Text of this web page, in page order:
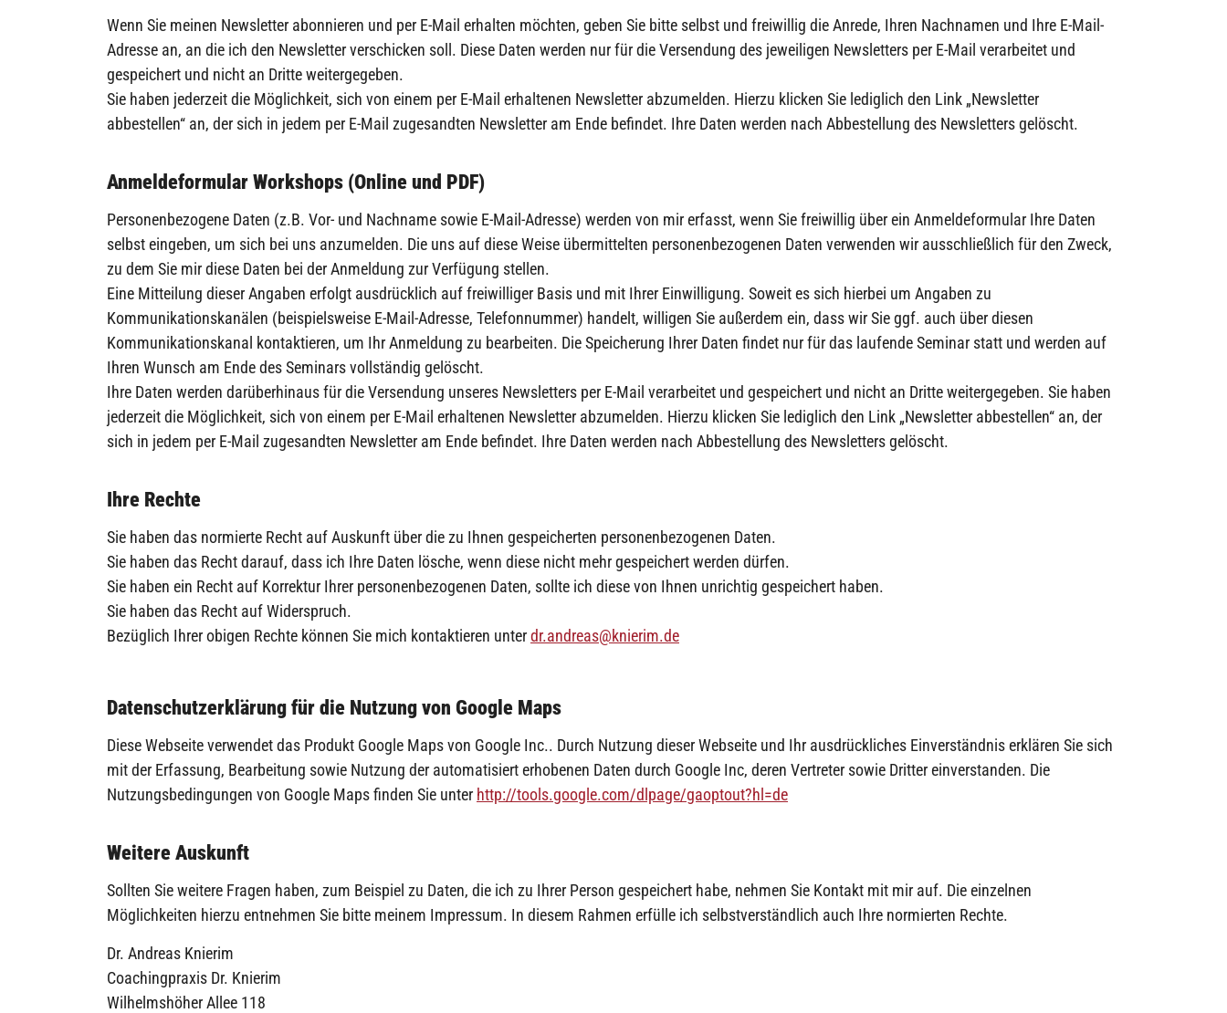
Wenn Sie meinen Newsletter abonnieren und per E-Mail erhalten möchten, geben Sie bitte selbst und freiwillig die Anrede, Ihren Nachnamen und Ihre E-Mail-
Adresse an, an die ich den Newsletter verschicken soll. Diese Daten werden nur für die Versendung des jeweiligen Newsletters per E-Mail verarbeitet und
gespeichert und nicht an Dritte weitergegeben.
Sie haben jederzeit die Möglichkeit, sich von einem per E-Mail erhaltenen Newsletter abzumelden. Hierzu klicken Sie lediglich den Link „Newsletter
abbestellen“ an, der sich in jedem per E-Mail zugesandten Newsletter am Ende befindet. Ihre Daten werden nach Abbestellung des Newsletters gelöscht.
Anmeldeformular Workshops (Online und PDF)
Personenbezogene Daten (z.B. Vor- und Nachname sowie E-Mail-Adresse) werden von mir erfasst, wenn Sie freiwillig über ein Anmeldeformular Ihre Daten
selbst eingeben, um sich bei uns anzumelden. Die uns auf diese Weise übermittelten personenbezogenen Daten verwenden wir ausschließlich für den Zweck,
zu dem Sie mir diese Daten bei der Anmeldung zur Verfügung stellen.
Eine Mitteilung dieser Angaben erfolgt ausdrücklich auf freiwilliger Basis und mit Ihrer Einwilligung. Soweit es sich hierbei um Angaben zu
Kommunikationskanälen (beispielsweise E-Mail-Adresse, Telefonnummer) handelt, willigen Sie außerdem ein, dass wir Sie ggf. auch über diesen
Kommunikationskanal kontaktieren, um Ihr Anmeldung zu bearbeiten. Die Speicherung Ihrer Daten findet nur für das laufende Seminar statt und werden auf
Ihren Wunsch am Ende des Seminars vollständig gelöscht.
Ihre Daten werden darüberhinaus für die Versendung unseres Newsletters per E-Mail verarbeitet und gespeichert und nicht an Dritte weitergegeben. Sie haben
jederzeit die Möglichkeit, sich von einem per E-Mail erhaltenen Newsletter abzumelden. Hierzu klicken Sie lediglich den Link „Newsletter abbestellen“ an, der
sich in jedem per E-Mail zugesandten Newsletter am Ende befindet. Ihre Daten werden nach Abbestellung des Newsletters gelöscht.
Ihre Rechte
Sie haben das normierte Recht auf Auskunft über die zu Ihnen gespeicherten personenbezogenen Daten.
Sie haben das Recht darauf, dass ich Ihre Daten lösche, wenn diese nicht mehr gespeichert werden dürfen.
Sie haben ein Recht auf Korrektur Ihrer personenbezogenen Daten, sollte ich diese von Ihnen unrichtig gespeichert haben.
Sie haben das Recht auf Widerspruch.
Bezüglich Ihrer obigen Rechte können Sie mich kontaktieren unterdr.andreas@knierim.de
Datenschutzerklärung für die Nutzung von Google Maps
Diese Webseite verwendet das Produkt Google Maps von Google Inc.. Durch Nutzung dieser Webseite und Ihr ausdrückliches Einverständnis erklären Sie sich
mit der Erfassung, Bearbeitung sowie Nutzung der automatisiert erhobenen Daten durch Google Inc, deren Vertreter sowie Dritter einverstanden. Die
Nutzungsbedingungen von Google Maps finden Sie unter http://tools.google.com/dlpage/gaoptout?hl=de
Weitere Auskunft
Sollten Sie weitere Fragen haben, zum Beispiel zu Daten, die ich zu Ihrer Person gespeichert habe, nehmen Sie Kontakt mit mir auf. Die einzelnen
Möglichkeiten hierzu entnehmen Sie bitte meinem Impressum. In diesem Rahmen erfülle ich selbstverständlich auch Ihre normierten Rechte.
Dr. Andreas Knierim
Coachingpraxis Dr. Knierim
Wilhelmshöher Allee 118